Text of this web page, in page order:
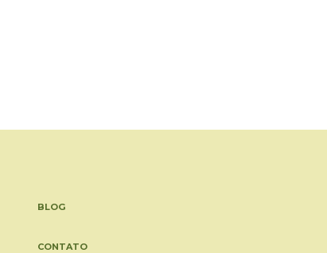
BLOG
CONTATO